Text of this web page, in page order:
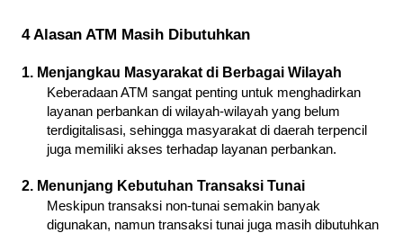
4 Alasan ATM Masih Dibutuhkan
1. Menjangkau Masyarakat di Berbagai Wilayah
Keberadaan ATM sangat penting untuk menghadirkan
layanan perbankan di wilayah-wilayah yang belum
terdigitalisasi, sehingga masyarakat di daerah terpencil
juga memiliki akses terhadap layanan perbankan.
2. Menunjang Kebutuhan Transaksi Tunai
Meskipun transaksi non-tunai semakin banyak
digunakan, namun transaksi tunai juga masih dibutuhkan